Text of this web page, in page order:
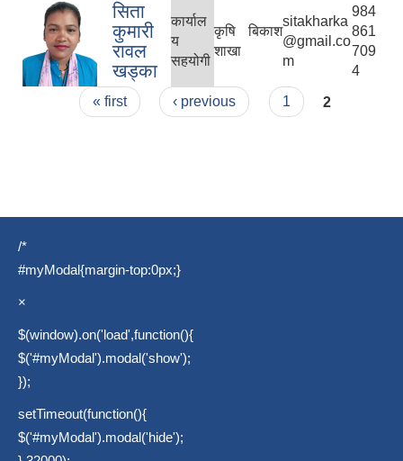
सिता
कुमारी
रावल
खड्का
कार्याल
य
सहयोगी
कृषि बिकाश
शाखा
sitakharka
@gmail.co
m
984
861
709
4
Pages« first ‹ previous 1 2
/*
#myModal{margin-top:0px;}
×
$(window).on('load',function(){
$('#myModal').modal('show');
});
setTimeout(function(){
$('#myModal').modal('hide');